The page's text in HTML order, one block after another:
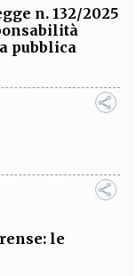
n. 132/2025
pubblica
le